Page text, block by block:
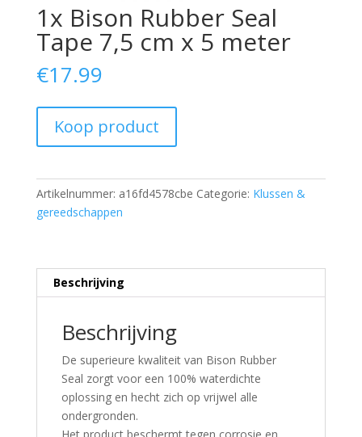
1x Bison Rubber Seal
Tape 7,5 cm x 5 meter
€17.99
Koop product
Artikelnummer: a16fd4578cbe Categorie: Klussen &
gereedschappen
Beschrijving
Beschrijving
De superieure kwaliteit van Bison Rubber
Seal zorgt voor een 100% waterdichte
oplossing en hecht zich op vrijwel alle
ondergronden.